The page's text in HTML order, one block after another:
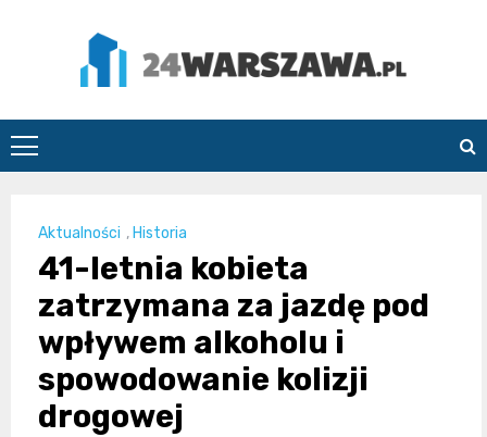
24Warszawa.pl
Aktualności , Historia
41-letnia kobieta
zatrzymana za jazdę pod
wpływem alkoholu i
spowodowanie kolizji
drogowej